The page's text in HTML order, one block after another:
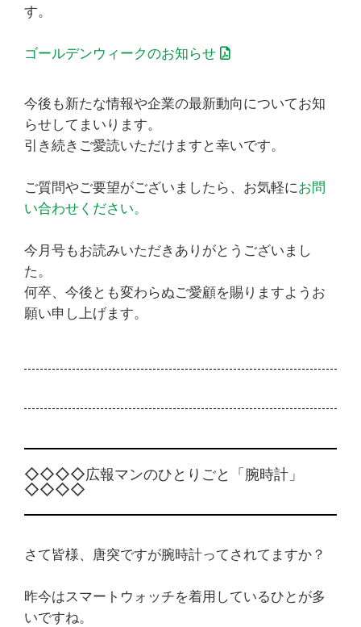
す。
ゴールデンウィークのお知らせ
今後も新たな情報や企業の最新動向についてお知
らせしてまいります。
引き続きご愛読いただけますと幸いです。
ご質問やご要望がございましたら、お気軽にお問
い合わせください。
今月号もお読みいただきありがとうございまし
た。
何卒、今後とも変わらぬご愛顧を賜りますようお
願い申し上げます。
◇◇◇◇広報マンのひとりごと「腕時計」
◇◇◇◇
さて皆様、唐突ですが腕時計ってされてますか？
昨今はスマートウォッチを着用しているひとが多
いですね。